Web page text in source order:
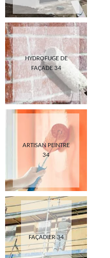
HYDROFUGE DE
FAÇADE 34
ARTISAN PEINTRE
34
FAÇADIER 34